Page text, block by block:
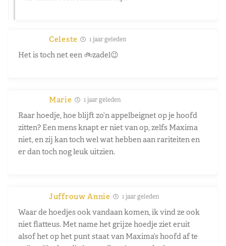
Celeste 1 jaar geleden
Het is toch net een 🚲zadel😉
Marie 1 jaar geleden
Raar hoedje, hoe blijft zo’n appelbeignet op je hoofd
zitten? Een mens knapt er niet van op, zelfs Maxima
niet, en zij kan toch wel wat hebben aan rariteiten en
er dan toch nog leuk uitzien.
Juffrouw Annie 1 jaar geleden
Waar de hoedjes ook vandaan komen, ik vind ze ook
niet flatteus. Met name het grijze hoedje ziet eruit
alsof het op het punt staat van Maxima’s hoofd af te